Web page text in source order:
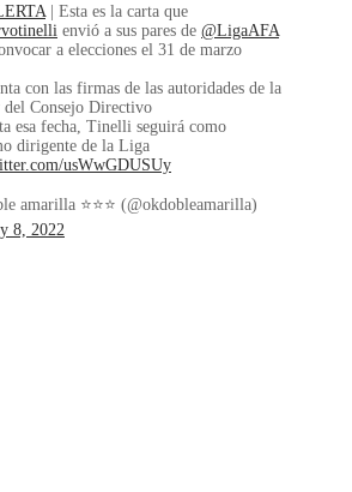
| Esta es la carta que
envió a sus pares de @LigaAFA
a elecciones el 31 de marzo
con las firmas de las autoridades de la
Consejo Directivo
esa fecha, Tinelli seguirá como
dirigente de la Liga
usWwGDUSUy
amarilla ⭐️⭐️⭐️ (@okdobleamarilla)
8, 2022